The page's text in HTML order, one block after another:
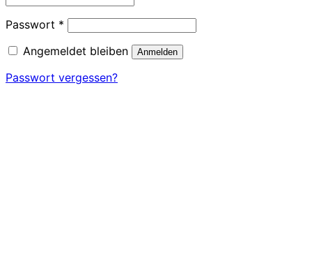
Passwort * Erforderlich
Angemeldet bleiben
Anmelden
Passwort vergessen?